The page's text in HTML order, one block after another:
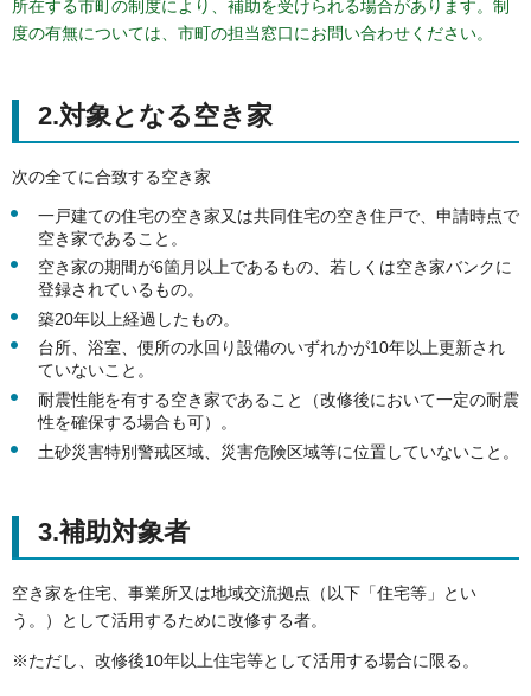
所在する市町の制度により、補助を受けられる場合があります。制
度の有無については、市町の担当窓口にお問い合わせください。
2.対象となる空き家
次の全てに合致する空き家
一戸建ての住宅の空き家又は共同住宅の空き住戸で、申請時点で
空き家であること。
空き家の期間が6箇月以上であるもの、若しくは空き家バンクに
登録されているもの。
築20年以上経過したもの。
台所、浴室、便所の水回り設備のいずれかが10年以上更新され
ていないこと。
耐震性能を有する空き家であること（改修後において一定の耐震
性を確保する場合も可）。
土砂災害特別警戒区域、災害危険区域等に位置していないこと。
3.補助対象者
空き家を住宅、事業所又は地域交流拠点（以下「住宅等」とい
う。）として活用するために改修する者。
※ただし、改修後10年以上住宅等として活用する場合に限る。